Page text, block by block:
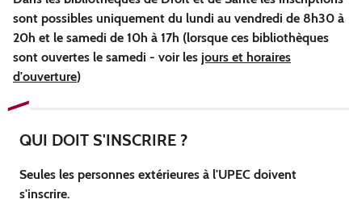
sont possibles uniquement du lundi au vendredi de 8h30 à
20h et le samedi de 10h à 17h (lorsque ces bibliothèques
sont ouvertes le samedi - voir les jours et horaires
d'ouverture)
QUI DOIT S'INSCRIRE ?
Seules les personnes extérieures à l'UPEC doivent
s'inscrire.